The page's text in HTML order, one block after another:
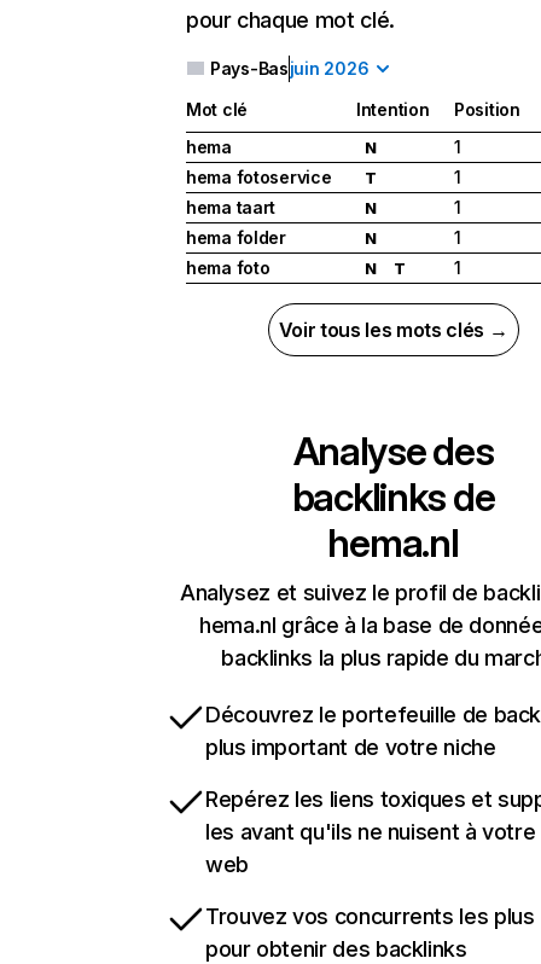
pour chaque mot clé.
Pays-Basjuin 2026
Mot clé Intention
Position
hema
N
1
hema fotoservice
T
1
hema taart
N
1
hema folder
N
1
hema foto
N T 1
Voir tous les mots clés →
Analyse des
backlinks de
hema.nl
Analysez et suivez le profil de
hema.nl grâce à la base de
backlinks la plus rapide du
Découvrez le portefeuille de
plus important de votre niche
Repérez les liens toxiques et
les avant qu'ils ne nuisent à
web
Trouvez vos concurrents les
pour obtenir des backlinks